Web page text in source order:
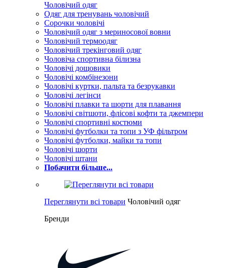
Чоловічий одяг
Одяг для тренувань чоловічий
Сорочки чоловічі
Чоловічий одяг з мериносової вовни
Чоловічий термоодяг
Чоловічий трекінговий одяг
Чоловіча спортивна білизна
Чоловічі дощовики
Чоловічі комбінезони
Чоловічі куртки, пальта та безрукавки
Чоловічі легінси
Чоловічі плавки та шорти для плавання
Чоловічі світшоти, флісові кофти та джемпери
Чоловічі спортивні костюми
Чоловічі футболки та топи з УФ фільтром
Чоловічі футболки, майки та топи
Чоловічі шорти
Чоловічі штани
Побачити більше...
Переглянути всі товари Чоловічий одяг
Бренди